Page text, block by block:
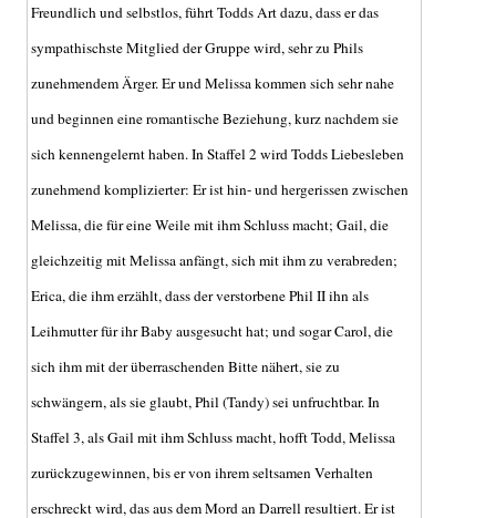
Freundlich und selbstlos, führt Todds Art dazu, dass er das
sympathischste Mitglied der Gruppe wird, sehr zu Phils
zunehmendem Ärger. Er und Melissa kommen sich sehr nahe
und beginnen eine romantische Beziehung, kurz nachdem sie
sich kennengelernt haben. In Staffel 2 wird Todds Liebesleben
zunehmend komplizierter: Er ist hin- und hergerissen zwischen
Melissa, die für eine Weile mit ihm Schluss macht; Gail, die
gleichzeitig mit Melissa anfängt, sich mit ihm zu verabreden;
Erica, die ihm erzählt, dass der verstorbene Phil II ihn als
Leihmutter für ihr Baby ausgesucht hat; und sogar Carol, die
sich ihm mit der überraschenden Bitte nähert, sie zu
schwängern, als sie glaubt, Phil (Tandy) sei unfruchtbar. In
Staffel 3, als Gail mit ihm Schluss macht, hofft Todd, Melissa
zurückzugewinnen, bis er von ihrem seltsamen Verhalten
erschreckt wird, das aus dem Mord an Darrell resultiert. Er ist